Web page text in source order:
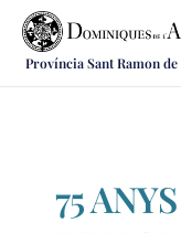
Província Sant Ramon
Qui som
Vocacions
75